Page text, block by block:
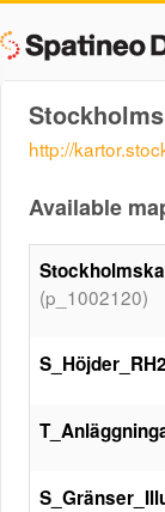
http://
Available
(p_1002120)